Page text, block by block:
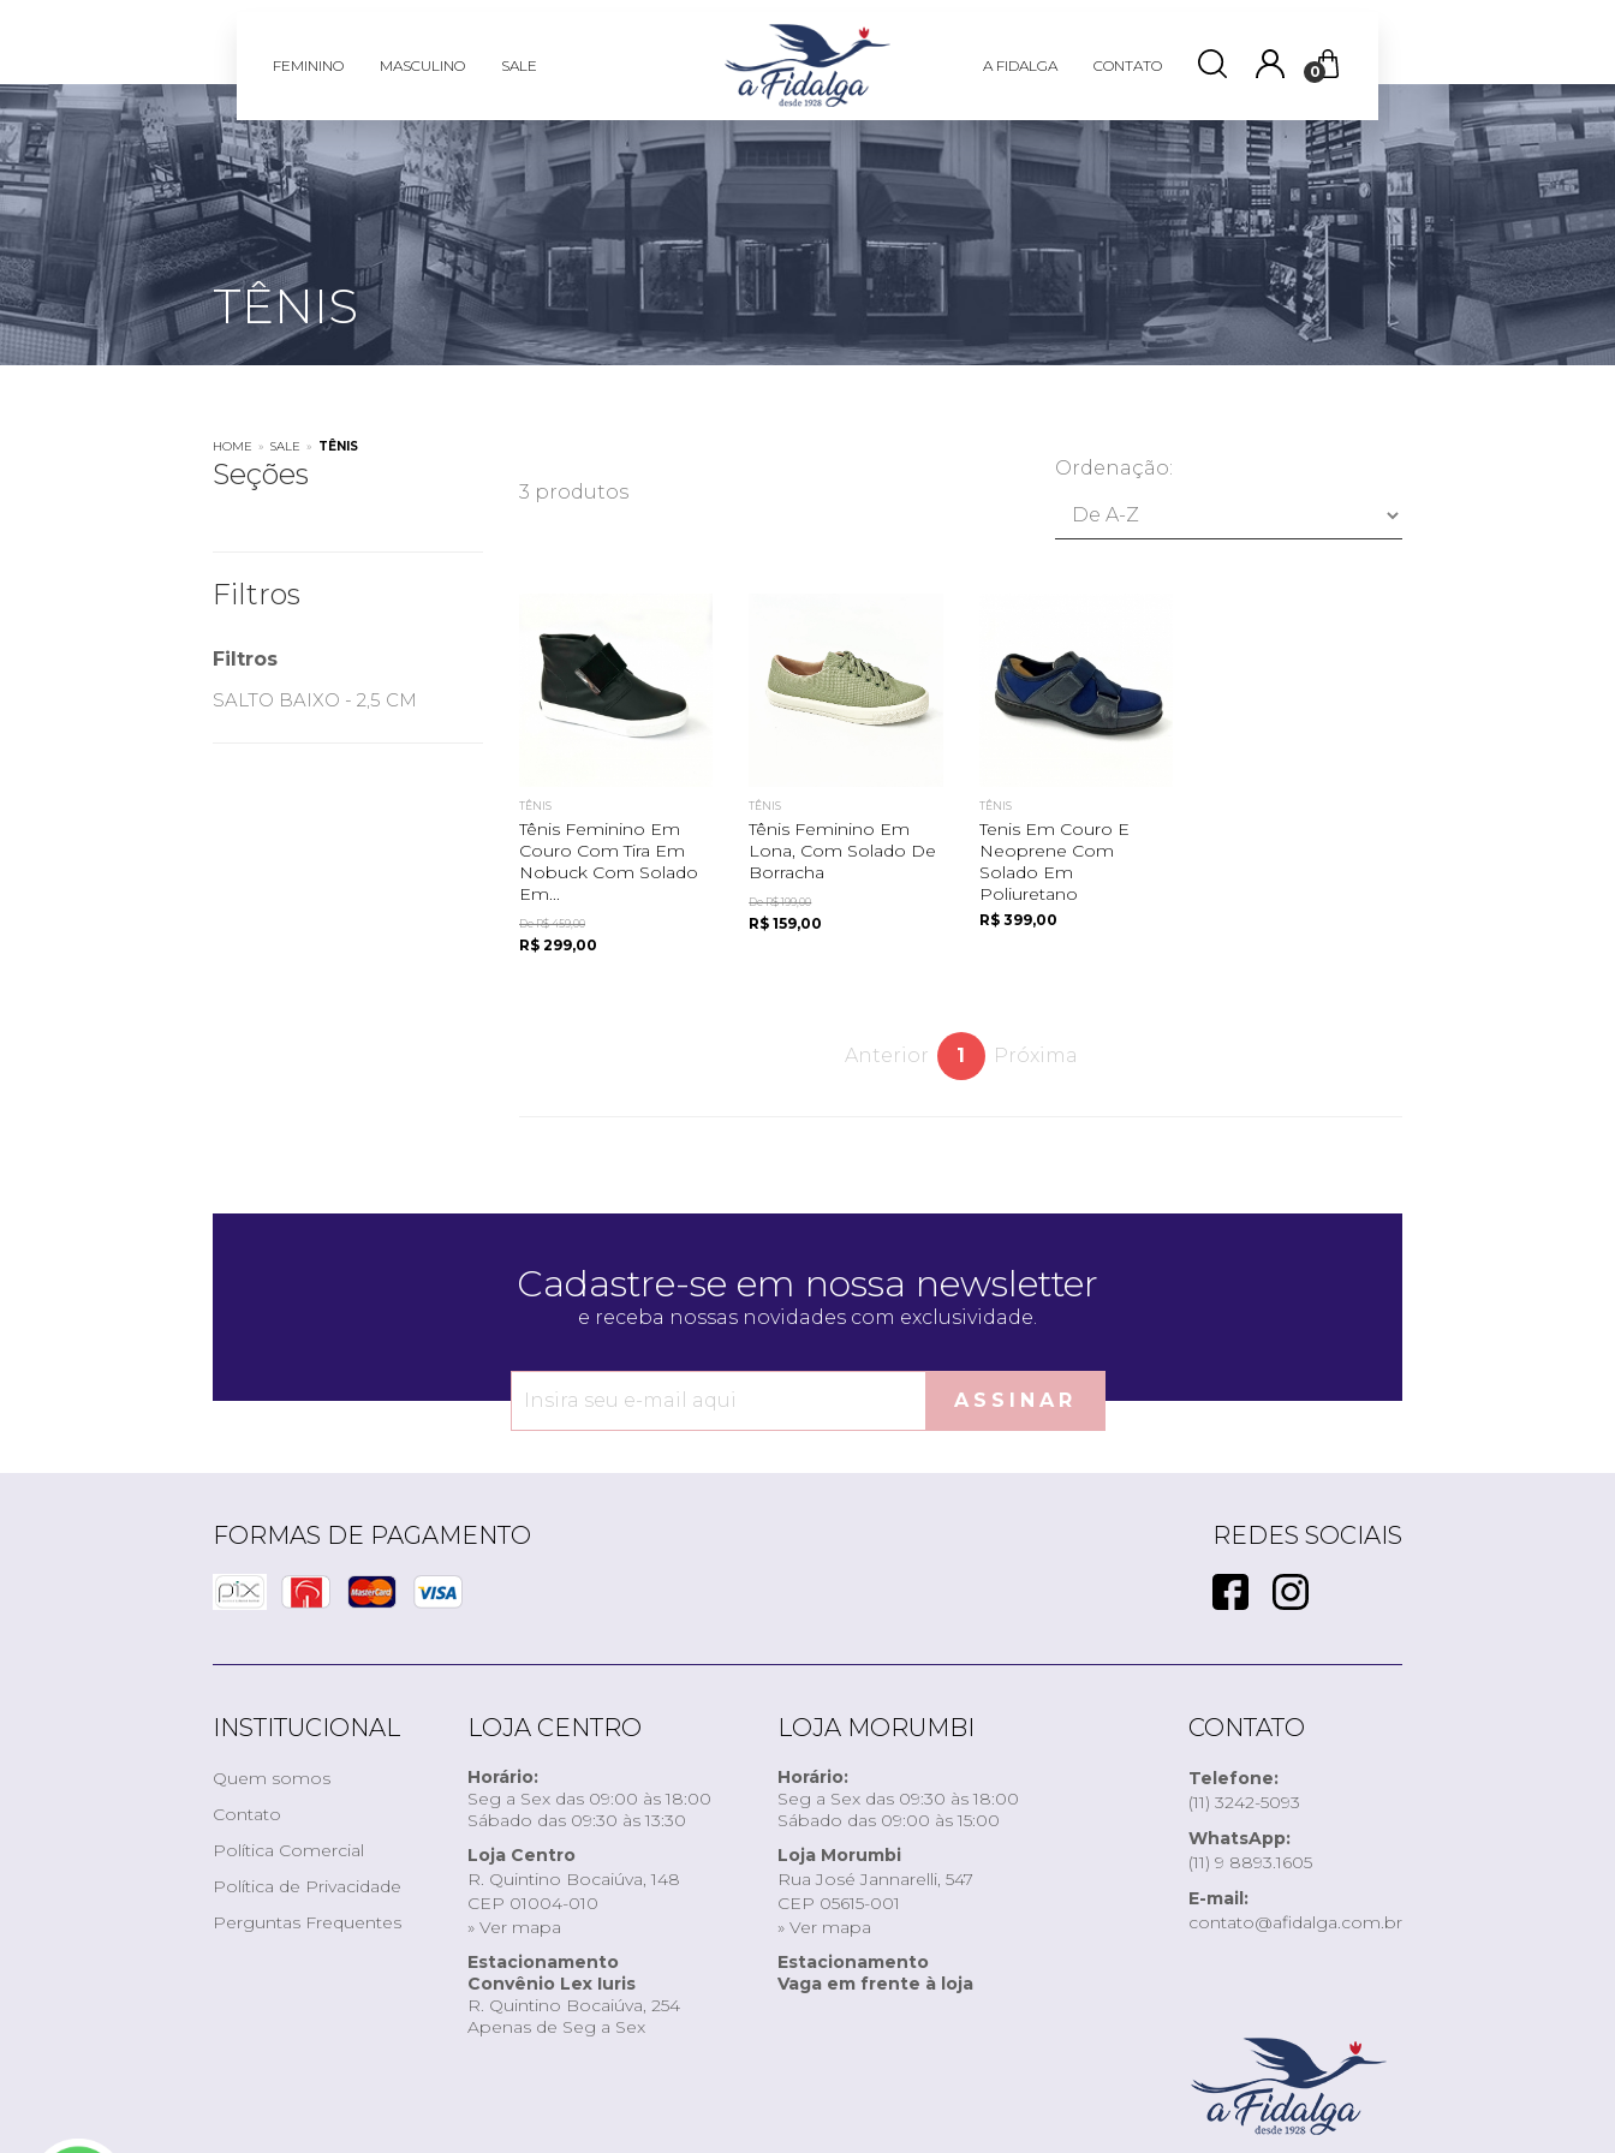
0
FEMININO MASCULINO SALE A FIDALGA CONTATO
TÊNIS
HOME » SALE » TÊNIS
3 produtos
Ordenação:
TÊNIS
Tênis Feminino Em
Couro Com Tira Em
Nobuck Com Solado
Em...
De R$ 459,00
R$ 299,00
TÊNIS
Tênis Feminino Em
Lona, Com Solado De
Borracha
De R$ 199,00
R$ 159,00
TÊNIS
Tenis Em Couro E
Neoprene Com
Solado Em
Poliuretano
R$ 399,00
Anterior 1 Próxima
Seções
Filtros
Filtros
SALTO BAIXO - 2,5 CM
Cadastre-se em nossa newsletter
e receba nossas novidades com exclusividade.
ASSINAR
FORMAS DE PAGAMENTO REDES SOCIAIS
INSTITUCIONAL
Quem somos
Contato
Política Comercial
Política de Privacidade
Perguntas Frequentes
LOJA CENTRO
Horário:
Seg a Sex das 09:00 às 18:00
Sábado das 09:30 às 13:30
Loja Centro
R. Quintino Bocaiúva, 148
CEP 01004-010
» Ver mapa
Estacionamento
Convênio Lex Iuris
R. Quintino Bocaiúva, 254
Apenas de Seg a Sex
LOJA MORUMBI
Horário:
Seg a Sex das 09:30 às 18:00
Sábado das 09:00 às 15:00
Loja Morumbi
Rua José Jannarelli, 547
CEP 05615-001
» Ver mapa
Estacionamento
Vaga em frente à loja
CONTATO
Telefone:
(11) 3242-5093
WhatsApp:
(11) 9 8893.1605
E-mail:
contato@afidalga.com.br